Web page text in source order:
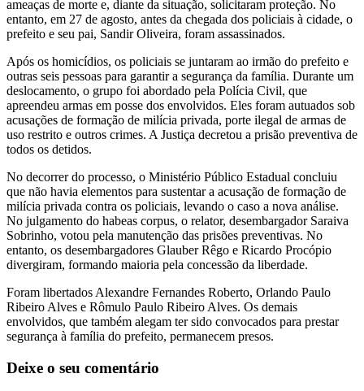
ameaças de morte e, diante da situação, solicitaram proteção. No
entanto, em 27 de agosto, antes da chegada dos policiais à cidade, o
prefeito e seu pai, Sandir Oliveira, foram assassinados.
Após os homicídios, os policiais se juntaram ao irmão do prefeito e
outras seis pessoas para garantir a segurança da família. Durante um
deslocamento, o grupo foi abordado pela Polícia Civil, que
apreendeu armas em posse dos envolvidos. Eles foram autuados sob
acusações de formação de milícia privada, porte ilegal de armas de
uso restrito e outros crimes. A Justiça decretou a prisão preventiva de
todos os detidos.
No decorrer do processo, o Ministério Público Estadual concluiu
que não havia elementos para sustentar a acusação de formação de
milícia privada contra os policiais, levando o caso a nova análise.
No julgamento do habeas corpus, o relator, desembargador Saraiva
Sobrinho, votou pela manutenção das prisões preventivas. No
entanto, os desembargadores Glauber Rêgo e Ricardo Procópio
divergiram, formando maioria pela concessão da liberdade.
Foram libertados Alexandre Fernandes Roberto, Orlando Paulo
Ribeiro Alves e Rômulo Paulo Ribeiro Alves. Os demais
envolvidos, que também alegam ter sido convocados para prestar
segurança à família do prefeito, permanecem presos.
Deixe o seu comentário